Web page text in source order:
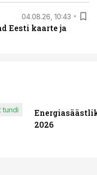
04.08.26, 10:43
Eesti kaarte ja
tundi
2026